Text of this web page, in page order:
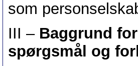
som
III – Baggrund
spørgsmål og